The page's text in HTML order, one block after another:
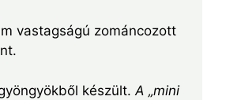
vastagságú zománcozott
készült. A „mini